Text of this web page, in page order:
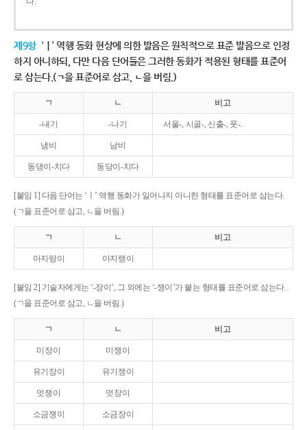
제9항 ‘ㅣ’ 역행 동화 현상에 의한 발음은 원칙적으로 표준 발음으로 인정
하지 아니하되, 다만 다음 단어들은 그러한 동화가 적용된 형태를 표준어
로 삼는다.(ㄱ을 표준어로 삼고, ㄴ을 버림.)
ㄱ ㄴ 비고
-내기 -나기 서울-, 시골-, 신출-, 풋-.
냄비 남비
동댕이-치다 동당이-치다
[붙임 1] 다음 단어는 ‘ㅣ’ 역행 동화가 일어나지 아니한 형태를 표준어로 삼는다.
(ㄱ을 표준어로 삼고, ㄴ을 버림.)
ㄱ ㄴ 비고
아지랑이 아지랭이
[붙임 2] 기술자에게는 ‘-장이’, 그 외에는 ‘-쟁이’가 붙는 형태를 표준어로 삼는다.
(ㄱ을 표준어로 삼고, ㄴ을 버림.)
ㄱ ㄴ 비고
미장이 미쟁이
유기장이 유기쟁이
멋쟁이 멋장이
소금쟁이 소금장이